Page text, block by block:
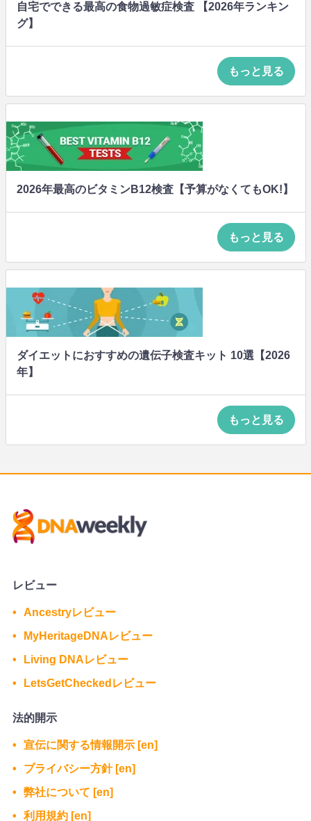
自宅でできる最高の食物過敏症検査 【2026年ランキン
グ】
もっと見る
2026年最高のビタミンB12検査【予算がなくてもOK!】
もっと見る
ダイエットにおすすめの遺伝子検査キット 10選【2026
年】
もっと見る
レビュー
Ancestryレビュー
MyHeritageDNAレビュー
Living DNAレビュー
LetsGetCheckedレビュー
法的開示
宣伝に関する情報開示 [en]
プライバシー方針 [en]
弊社について [en]
利用規約 [en]